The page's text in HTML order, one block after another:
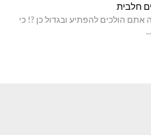
חלבית
אתם הולכים להפתיע ובגדול כן ?! כי